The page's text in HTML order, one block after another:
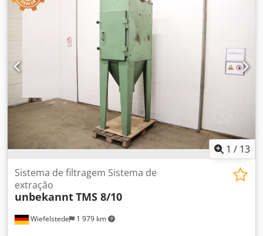
1 / 13
Wiefelstede 1 979 km
Sistema de filtragem Sistema de
extração
unbekanntTMS 8/10